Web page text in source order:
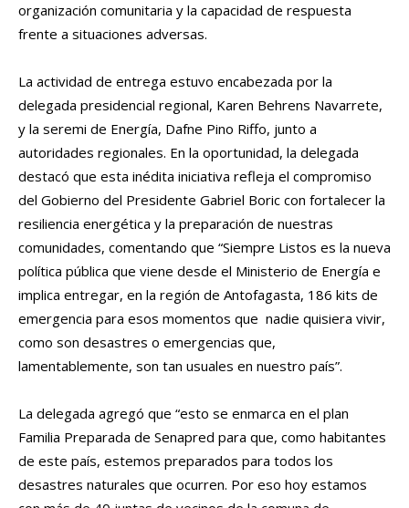
organización comunitaria y la capacidad de respuesta
frente a situaciones adversas.
La actividad de entrega estuvo encabezada por la
delegada presidencial regional, Karen Behrens Navarrete,
y la seremi de Energía, Dafne Pino Riffo, junto a
autoridades regionales. En la oportunidad, la delegada
destacó que esta inédita iniciativa refleja el compromiso
del Gobierno del Presidente Gabriel Boric con fortalecer la
resiliencia energética y la preparación de nuestras
comunidades, comentando que “Siempre Listos es la nueva
política pública que viene desde el Ministerio de Energía e
implica entregar, en la región de Antofagasta, 186 kits de
emergencia para esos momentos que nadie quisiera vivir,
como son desastres o emergencias que,
lamentablemente, son tan usuales en nuestro país”.
La delegada agregó que “esto se enmarca en el plan
Familia Preparada de Senapred para que, como habitantes
de este país, estemos preparados para todos los
desastres naturales que ocurren. Por eso hoy estamos